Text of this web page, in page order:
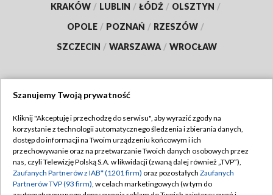
KRAKÓW / LUBLIN / ŁÓDŹ / OLSZTYN /
OPOLE / POZNAŃ / RZESZÓW /
SZCZECIN / WARSZAWA / WROCŁAW
TVP
Abonament TVP
Emisja w TVP
Centrum informacji TVP
Regulamin TVP
Polityka prywatności
Szanujemy Twoją prywatność
Kliknij "Akceptuję i przechodzę do serwisu", aby wyrazić zgody na
korzystanie z technologii automatycznego śledzenia i zbierania danych,
dostęp do informacji na Twoim urządzeniu końcowym i ich
przechowywanie oraz na przetwarzanie Twoich danych osobowych przez
nas, czyli Telewizję Polską S.A. w likwidacji (zwaną dalej również „TVP”),
Zaufanych Partnerów z IAB* (1201 firm) oraz pozostałych Zaufanych
Partnerów TVP (93 firm), w celach marketingowych (w tym do